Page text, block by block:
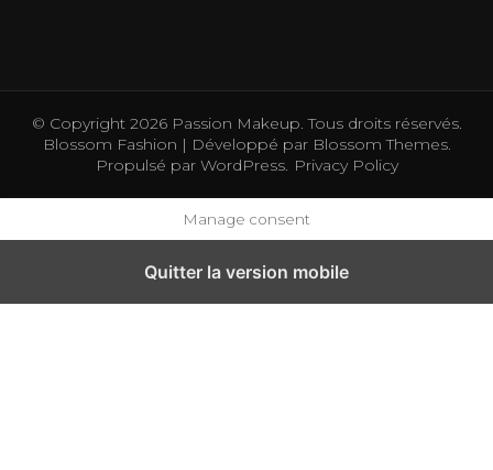
© Copyright 2026 Passion Makeup. Tous droits réservés.
Blossom Fashion | Développé parBlossom Themes.
Propulsé par WordPress. Privacy Policy
Manage consent
Quitter la version mobile